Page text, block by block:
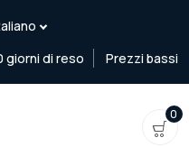
giorni di reso Prezzi bassi
0